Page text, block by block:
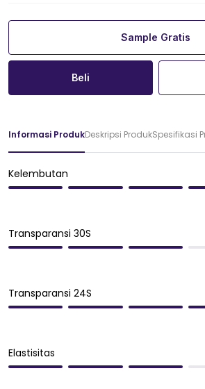
Sample Gratis
Beli
Informasi ProdukDeskripsi ProdukSpesifikasi
Kelembutan
Transparansi 30S
Transparansi 24S
Elastisitas